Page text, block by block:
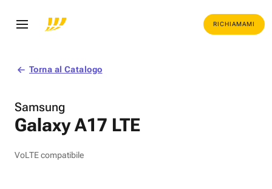
RICHIAMAMI
Torna al Catalogo
Samsung
Galaxy A17 LTE
VoLTE compatibile